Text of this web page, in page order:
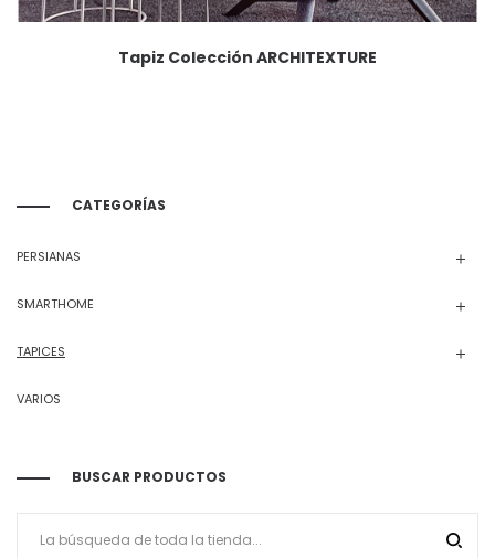
Tapiz Colección ARCHITEXTURE
CATEGORÍAS
PERSIANAS
SMARTHOME
TAPICES
VARIOS
BUSCAR PRODUCTOS